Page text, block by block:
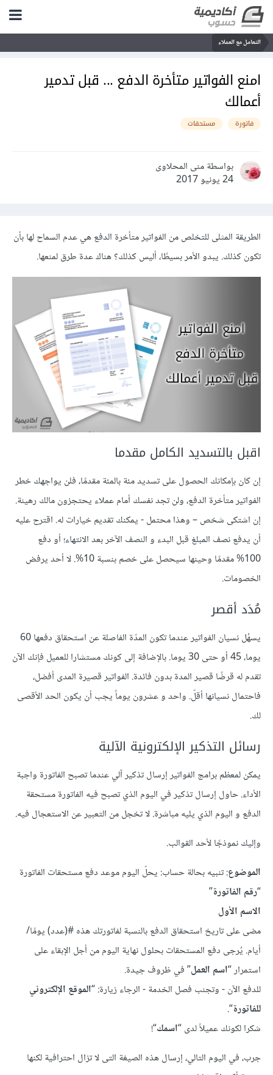
التعامل مع العملاء
امنع الفواتير متأخرة الدفع ... قبل تدمير
أعمالك
فاتورة مستحقات
بواسطة منى المحلاوى
24 يونيو 2017
الطريقة المثلى للتخلص من الفواتير متأخرة الدفع هي عدم السماح لها بأن
تكون كذلك. يبدو الأمر بسيطًا، أليس كذلك؟ هناك عدة طرق لمنعها.
اقبل بالتسديد الكامل مقدما
إن كان بإمكانك الحصول على تسديد مئة بالمئة مقدمًا، فلن يواجهك خطر
الفواتير متأخرة الدفع، ولن تجد نفسك أمام عملاء يحتجزون مالك رهينة.
إن اشتكى شخص – وهذا محتمل - يمكنك تقديم خيارات له. اقترح عليه
أن يدفع نصف المبلغ قبل البدء و النصف الآخر بعد الانتهاء؛ أو دفع
100% مقدمًا وحينها سيحصل على خصم بنسبة 10%. لا أحد يرفض
الخصومات.
مُدَد أقصر
يسهُل نسيان الفواتير عندما تكون المدّة الفاصلة عن استحقاق دفعها 60
يوما، 45 أو حتى 30 يوما. بالإضافة إلى كونك مستشارا للعميل فإنك الآن
تقدم له قرضًا قصير المدة بدون فائدة. الفواتير قصيرة المدى أفضل،
فاحتمال نسيانها أقلّ. واحد و عشرون يوماً يجب أن يكون الحد الأقصى
لك.
رسائل التذكير الإلكترونية الآلية
يمكن لمعظم برامج الفواتير إرسال تذكير آلي عندما تصبح الفاتورة واجبة
الأداء. حاول إرسال تذكير في اليوم الذي تصبح فيه الفاتورة مستحقة
الدفع و اليوم الذي يليه مباشرة. لا تخجل من التعبير عن الاستعجال فيه.
وإليك نموذجًا لأحد القوالب.
الموضوع: تنبيه بحالة حساب: يحلّ اليوم موعد دفع مستحقات الفاتورة
“رقم الفاتورة”
الاسم الأول
مضى على تاريخ استحقاق الدفع بالنسبة لفاتورتك هذه #(عدد) يومًا/
أيام. يُرجى دفع المستحقات بحلول نهاية اليوم من أجل الإبقاء على
استمرار “اسم العمل” في ظروف جيدة.
للدفع الآن - وتجنب فصل الخدمة - الرجاء زيارة: “الموقع الإلكتروني
للفاتورة“.
شكرا لكونك عميلاً لدى “اسمك“!
جرب، في اليوم التالي، إرسال هذه الصيغة التى لا تزال احترافية لكنها